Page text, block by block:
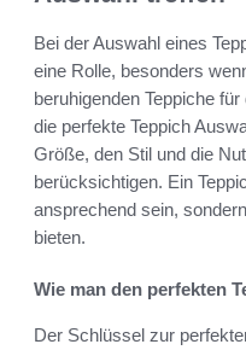
Bei der Auswahl eines
eine Rolle, besonders
beruhigenden Teppiche
die perfekte Teppich
Größe, den Stil und die
berücksichtigen. Ein
ansprechend sein,
bieten.
Wie man den perfekten
Der Schlüssel zur